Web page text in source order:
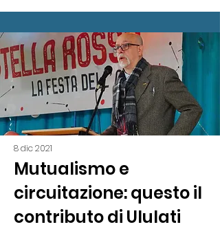
8 dic 2021
Mutualismo e
circuitazione: questo il
contributo di Ululati